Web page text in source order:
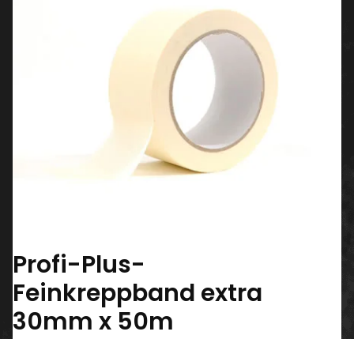
Profi-Plus-
Feinkreppband extra
30mm x 50m